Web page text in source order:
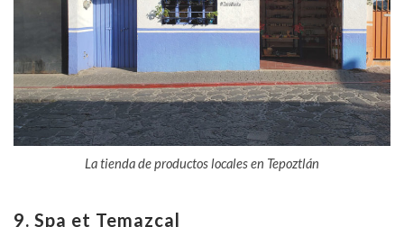
La tienda de productos locales en Tepoztlán
9. Spa et Temazcal